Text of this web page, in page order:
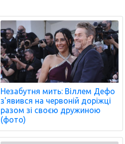
Незабутня мить: Віллем Дефо
з'явився на червоній доріжці
разом зі своєю дружиною
(фото)